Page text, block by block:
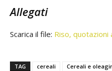
Allegati
Scarica il file: Riso, quotazioni
TAG cereali Cereali e